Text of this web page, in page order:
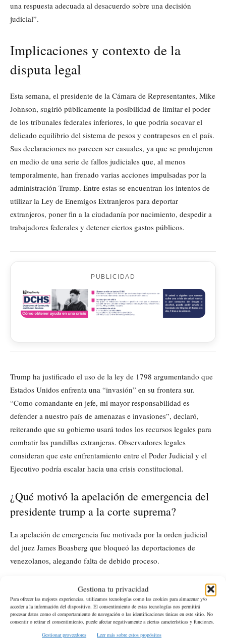
Gestiona tu privacidad
Para ofrecer las mejores experiencias, utilizamos tecnologías como las cookies para almacenar y/o
acceder a la información del dispositivo. El consentimiento de estas tecnologías nos permitirá
procesar datos como el comportamiento de navegación o las identificaciones únicas en este sitio. No
consentir o retirar el consentimiento, puede afectar negativamente a ciertas características y funciones.
Gestionar proveedores
Leer más sobre estos propósitos
una respuesta adecuada al desacuerdo sobre una decisión
judicial”.
Implicaciones y contexto de la
disputa legal
Esta semana, el presidente de la Cámara de Representantes, Mike
Johnson, sugirió públicamente la posibilidad de limitar el poder
de los tribunales federales inferiores, lo que podría socavar el
delicado equilibrio del sistema de pesos y contrapesos en el país.
Sus declaraciones no parecen ser casuales, ya que se produjeron
en medio de una serie de fallos judiciales que, al menos
temporalmente, han frenado varias acciones impulsadas por la
administración Trump. Entre estas se encuentran los intentos de
utilizar la Ley de Enemigos Extranjeros para deportar
extranjeros, poner fin a la ciudadanía por nacimiento, despedir a
trabajadores federales y detener ciertos gastos públicos.
PUBLICIDAD
Trump ha justificado el uso de la ley de 1798 argumentando que
Estados Unidos enfrenta una “invasión” en su frontera sur.
“Como comandante en jefe, mi mayor responsabilidad es
defender a nuestro país de amenazas e invasiones”, declaró,
reiterando que su gobierno usará todos los recursos legales para
combatir las pandillas extranjeras. Observadores legales
consideran que este enfrentamiento entre el Poder Judicial y el
Ejecutivo podría escalar hacia una crisis constitucional.
¿Qué motivó la apelación de emergencia del
presidente trump a la corte suprema?
La apelación de emergencia fue motivada por la orden judicial
del juez James Boasberg que bloqueó las deportaciones de
venezolanos, alegando falta de debido proceso.
¿Por qué se considera controvertida la ley de
enemigos extranjeros?
La Ley de Enemigos Extranjeros es controvertida porque no se